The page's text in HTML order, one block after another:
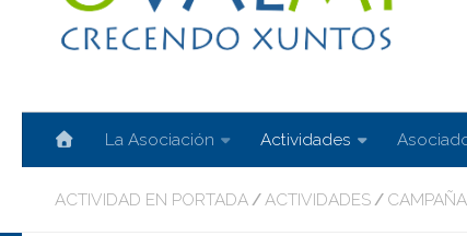
La Asociación Actividades
ACTIVIDAD EN PORTADA /ACTIVIDADES /